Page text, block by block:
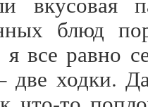
блюд
все равно
две ходки.